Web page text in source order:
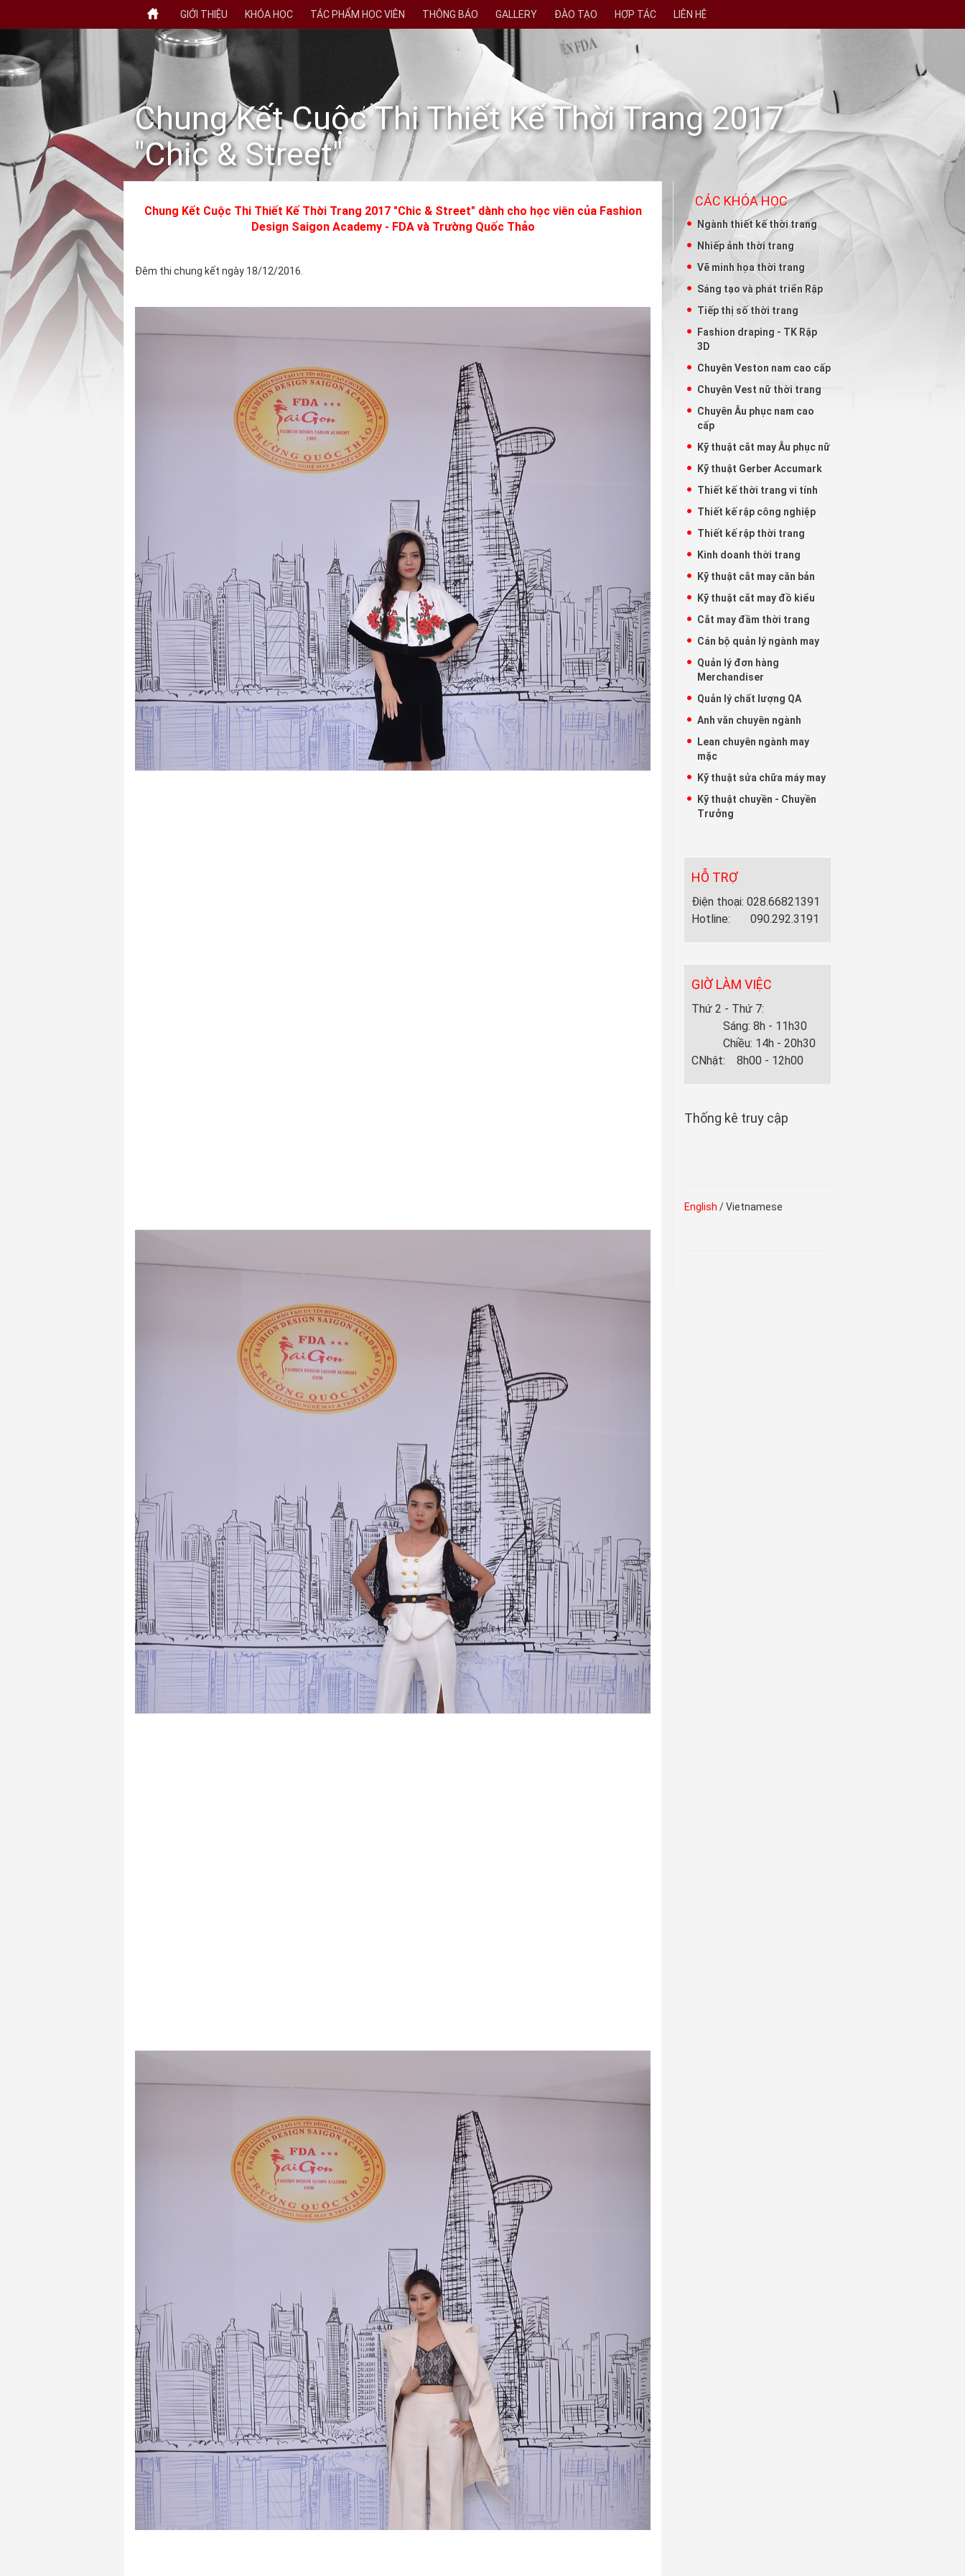
GIỚI THIỆU KHÓA HỌC TÁC PHẨM HỌC VIÊN THÔNG BÁO GALLERY ĐÀO TẠO HỢP TÁC LIÊN HỆ
Chung Kết Cuộc Thi Thiết Kế Thời Trang 2017
"Chic & Street"
Chung Kết Cuộc Thi Thiết Kế Thời Trang 2017 "Chic & Street" dành cho học viên của Fashion
Design Saigon Academy - FDA và Trường Quốc Thảo
Đêm thi chung kết ngày 18/12/2016.
CÁC KHÓA HỌC
Ngành thiết kế thời trang
Nhiếp ảnh thời trang
Vẽ minh họa thời trang
Sáng tạo và phát triển Rập
Tiếp thị số thời trang
Fashion draping - TK Rập
3D
Chuyên Veston nam cao cấp
Chuyên Vest nữ thời trang
Chuyên Âu phục nam cao
cấp
Kỹ thuật cắt may Âu phục nữ
Kỹ thuật Gerber Accumark
Thiết kế thời trang vi tính
Thiết kế rập công nghiệp
Thiết kế rập thời trang
Kinh doanh thời trang
Kỹ thuật cắt may căn bản
Kỹ thuật cắt may đồ kiểu
Cắt may đầm thời trang
Cán bộ quản lý ngành may
Quản lý đơn hàng
Merchandiser
Quản lý chất lượng QA
Anh văn chuyên ngành
Lean chuyên ngành may
mặc
Kỹ thuật sửa chữa máy may
Kỹ thuật chuyền - Chuyền
Trưởng
HỖ TRỢ
Điện thoại: 028.66821391
Hotline: 090.292.3191
GIỜ LÀM VIỆC
Thứ 2 - Thứ 7:
Sáng: 8h - 11h30
Chiều: 14h - 20h30
CNhật: 8h00 - 12h00
Thống kê truy cập
English / Vietnamese